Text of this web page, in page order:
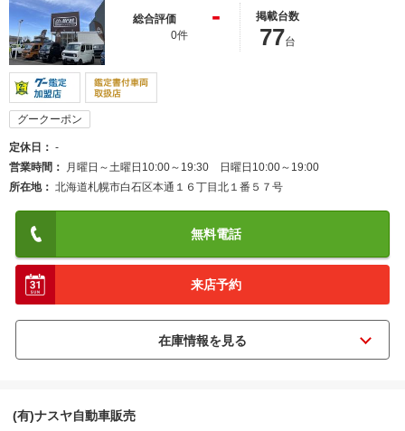
総合評価 -
0件
掲載台数
77台
グークーポン
定休日
-
営業時間
月曜日～土曜日10:00～19:30 日曜日10:00～19:00
所在地
北海道札幌市白石区本通１６丁目北１番５７号
無料電話
来店予約
(有)ナスヤ自動車販売